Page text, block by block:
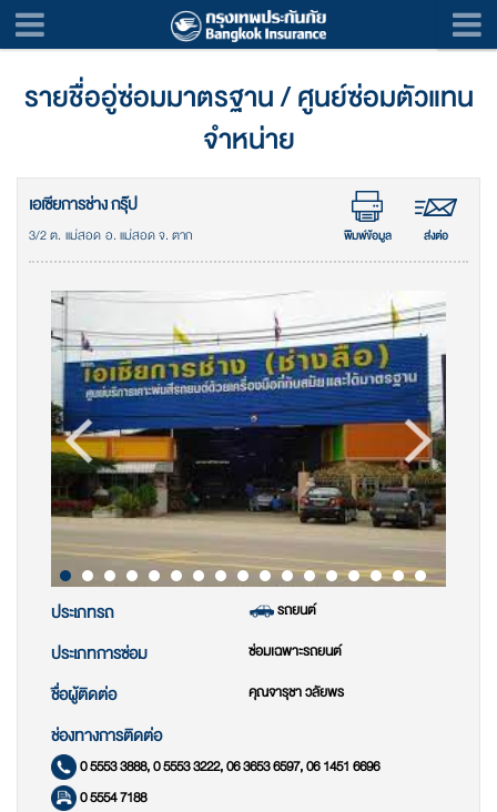
รายชื่ออู่ซ่อมมาตรฐาน / ศูนย์ซ่อมตัวแทน
จำหน่าย
เอเซียการช่าง กรุ๊ป
3/2 ต. แม่สอด อ. แม่สอด จ. ตาก พิมพ์ข้อมูล ส่งต่อ
ประเภทรถ รถยนต์
ประเภทการซ่อม ซ่อมเฉพาะรถยนต์
ชื่อผู้ติดต่อ คุณจารุชา วลัยพร
ช่องทางการติดต่อ
0 5553 3888, 0 5553 3222, 06 3653 6597, 06 1451 6696
0 5554 7188